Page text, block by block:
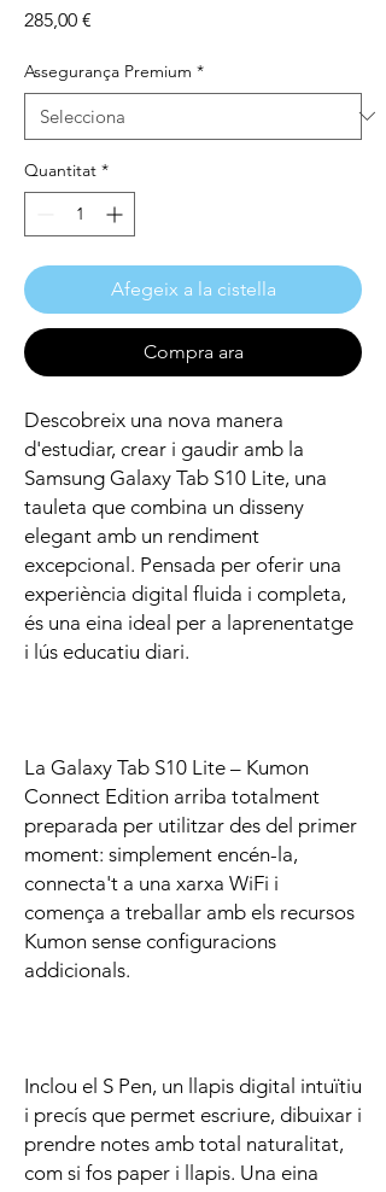
285,00 €
Assegurança Premium *
Quantitat *
Afegeix a la cistella
Compra ara
Descobreix una nova manera
d'estudiar, crear i gaudir amb la
Samsung Galaxy Tab S10 Lite, una
tauleta que combina un disseny
elegant amb un rendiment
excepcional. Pensada per oferir una
experiència digital fluida i completa,
és una eina ideal per a laprenentatge
i lús educatiu diari.
La Galaxy Tab S10 Lite – Kumon
Connect Edition arriba totalment
preparada per utilitzar des del primer
moment: simplement encén-la,
connecta't a una xarxa WiFi i
comença a treballar amb els recursos
Kumon sense configuracions
addicionals.
Inclou el S Pen, un llapis digital intuïtiu
i precís que permet escriure, dibuixar i
prendre notes amb total naturalitat,
com si fos paper i llapis. Una eina